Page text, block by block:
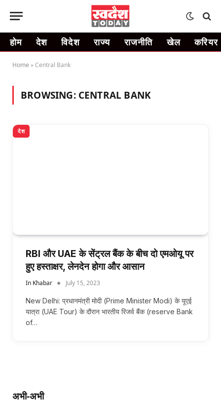
होम देश विदेश राज्य राजनीति खेल करियर
Home »Central Bank
BROWSING: CENTRAL BANK
देश
RBI और UAE के सेंट्रल बैंक के बीच दो एमओयू पर
हुए हस्ताक्षर, लेनदेन होगा और आसान
In Khabar July 15, 2023
New Delhi: प्रधानमंत्री मोदी (Prime Minister Modi) के यूएई
यात्रा (UAE Tour) के दौरान भारतीय रिजर्व बैंक (reserve Bank
of…
अभी-अभी